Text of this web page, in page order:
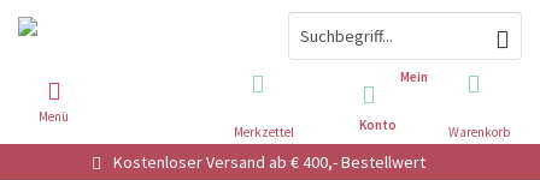
Kostenloser Versand ab € 400,- Bestellwert
Warenkorb
Merkzettel
Mein
Konto
Menü